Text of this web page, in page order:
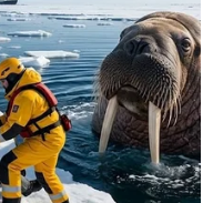
bolesti i očuvati
educirati javnost o
da preuzmu aktivnu
dugoročne koristi za